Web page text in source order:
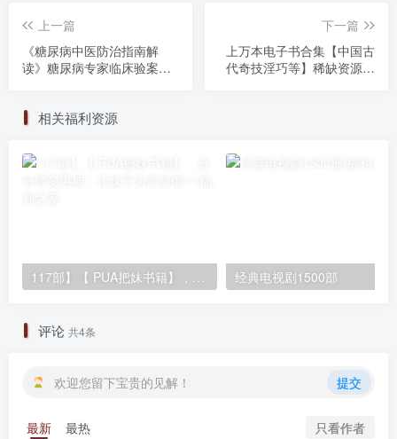
上一篇
《糖尿病中医防治指南解
读》糖尿病专家临床验案
下一篇
上万本电子书合集【中国古
代奇技淫巧等】稀缺资源，
相关福利资源
经典电视剧1500部
评论 共4条
欢迎您留下宝贵的见解！ 提交
最新 最热 只看作者